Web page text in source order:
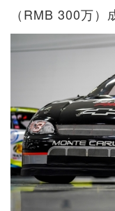
（RMB 300万）